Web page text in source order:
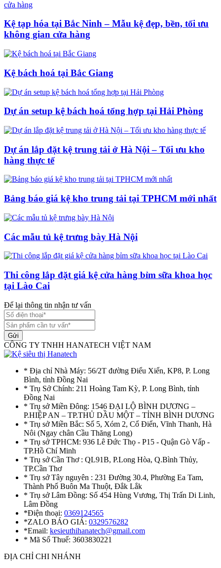
Kệ tạp hóa tại Bắc Ninh – Mẫu kệ đẹp, bền, tối ưu
không gian cửa hàng
Kệ bách hoá tại Bắc Giang
Dự án setup kệ bách hoá tổng hợp tại Hải Phòng
Dự án lắp đặt kệ trung tải ở Hà Nội – Tối ưu kho
hàng thực tế
Bảng báo giá kệ kho trung tải tại TPHCM mới nhất
Các mẫu tủ kệ trưng bày Hà Nội
Thi công lắp đặt giá kệ cửa hàng bỉm sữa khoa học
tại Lào Cai
Để lại thông tin nhận tư vấn
Gửi
CÔNG TY TNHH HANATECH VIỆT NAM
* Địa chỉ Nhà Máy: 56/2T đường Điểu Xiển, KP8, P. Long
Bình, tỉnh Đồng Nai
* Trụ Sở Chính: 211 Hoàng Tam Kỳ, P. Long Bình, tỉnh
Đồng Nai
* Trụ sở Miền Đông: 1546 ĐẠI LỘ BÌNH DƯƠNG –
P.HIỆP AN – TP.THỦ DẦU MỘT – TỈNH BÌNH DƯƠNG
* Trụ sở Miền Bắc: Số 5, Xóm 2, Cổ Điển, Vĩnh Thanh, Hà
Nôi (Ngay chân Cầu Thăng Long)
* Trụ sở TPHCM: 936 Lê Đức Thọ - P15 - Quận Gò Vấp -
TP.Hồ Chí Minh
* Trụ sở Cần Thơ : QL91B, P.Long Hòa, Q.Bình Thủy,
TP.Cần Thơ
* Trụ sở Tây nguyên : 231 Đường 30.4, Phường Ea Tam,
Thành Phố Buôn Ma Thuột, Đắk Lắk
* Trụ sở Lâm Đồng: Số 454 Hùng Vương, Thị Trấn Di Linh,
Lâm Đồng
*Điện thoại: 0369124565
*ZALO BÁO GIÁ: 0329576282
*Email: kesieuthihanatech@gmail.com
* Mã Số Thuế: 3603830221
ĐỊA CHỈ CHI NHÁNH